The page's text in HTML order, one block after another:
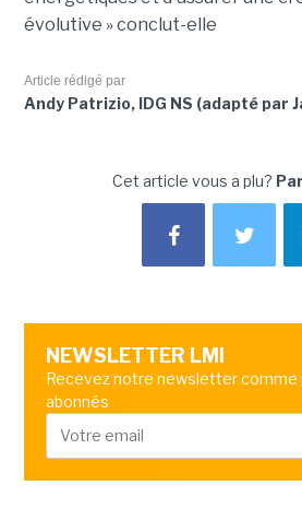
évolutive » conclut-elle
Article rédigé par
Andy Patrizio, IDG NS (adapté par
Cet article vous a plu?
NEWSLETTER LMI
Recevez notre newsletter
abonnés